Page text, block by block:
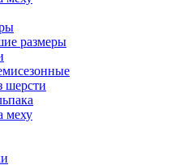
размеры
шерсти
меху